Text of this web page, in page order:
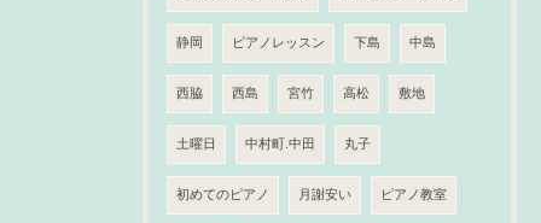
静岡 ピアノレッスン 下島 中島
西脇 西島 宮竹 高松 敷地
土曜日 中村町.中田 丸子
初めてのピアノ 月謝安い ピアノ教室